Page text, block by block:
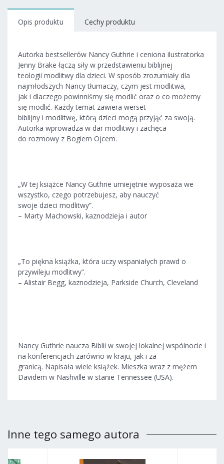
Opis produktu Cechy produktu
Autorka bestsellerów Nancy Guthrie i ceniona ilustratorka
Jenny Brake łączą siły w przedstawieniu biblijnej
teologii modlitwy dla dzieci. W sposób zrozumiały dla
najmłodszych Nancy tłumaczy, czym jest modlitwa,
jak i dlaczego powinniśmy się modlić oraz o co możemy
się modlić. Każdy temat zawiera werset
biblijny i modlitwę, którą dzieci mogą przyjąć za swoją.
Autorka wprowadza w dar modlitwy i zachęca
do rozmowy z Bogiem Ojcem.
„W tej książce Nancy Guthrie umiejętnie wyposaża we
wszystko, czego potrzebujesz, aby nauczyć
swoje dzieci modlitwy”.
– Marty Machowski, kaznodzieja i autor
„To piękna książka, która uczy wspaniałych prawd o
przywileju modlitwy”.
– Alistair Begg, kaznodzieja, Parkside Church, Cleveland
Nancy Guthrie naucza Biblii w swojej lokalnej wspólnocie i
na konferencjach zarówno w kraju, jak i za
granicą. Napisała wiele książek. Mieszka wraz z mężem
Davidem w Nashville w stanie Tennessee (USA).
Inne tego samego autora